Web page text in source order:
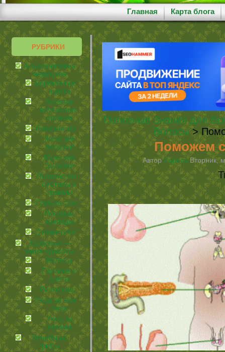
Главная Карта блога
РУБРИКИ
Альтернативная
медицина
Беременность
и дети
болезни
внутренних
органов
болезни кожи
Женские
болезни
Мужские
болезни
Позвоночник,
суставы и
травмы
Польза соков
Ресурсы
природы
Стоматология
Здоровье —
залог красоты
Волосы
Питание и
диеты
Ручки наши
Уход за кожей
лица
Уход за
ногами
Лечебные
грибы
Полезные Знания для
Волосы>
Поможем
АвторЛарисаВторник,